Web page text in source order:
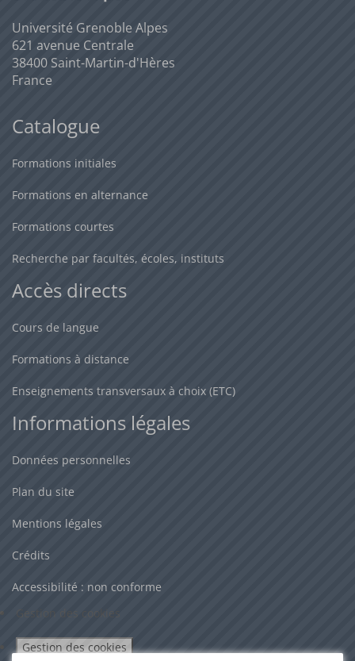
Université Grenoble Alpes
621 avenue Centrale
38400 Saint-Martin-d'Hères
France
Catalogue
Formations initiales
Formations en alternance
Formations courtes
Recherche par facultés, écoles, instituts
Accès directs
Cours de langue
Formations à distance
Enseignements transversaux à choix (ETC)
Informations légales
Données personnelles
Plan du site
Mentions légales
Crédits
Accessibilité : non conforme
Gestion des cookies